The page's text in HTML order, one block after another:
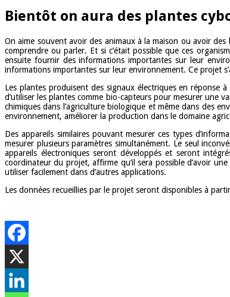
Bientôt on aura des plantes
On aime souvent avoir des animaux à la maison ou avoir
comprendre ou parler. Et si c’était possible que ces
ensuite fournir des informations importantes sur leur
informations importantes sur leur environnement. Ce projet
Les plantes produisent des signaux électriques en réponse
d’utiliser les plantes comme bio-capteurs pour mesurer une
chimiques dans l’agriculture biologique et même dans des
environnement, améliorer la production dans le domaine
Des appareils similaires pouvant mesurer ces types
mesurer plusieurs paramètres simultanément. Le seul
appareils électroniques seront développés et seront
coordinateur du projet, affirme qu’il sera possible d’avoir
utiliser facilement dans d’autres applications.
Les données recueillies par le projet seront disponibles à